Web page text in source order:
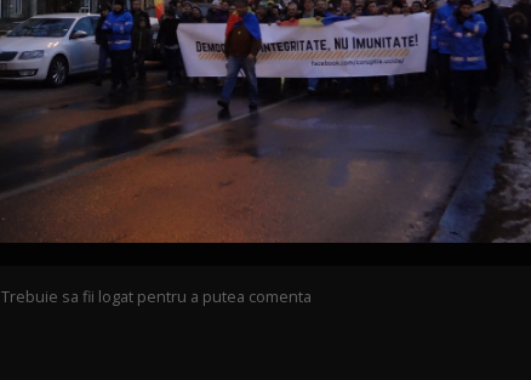
Trebuie sa fii logat pentru a putea comenta